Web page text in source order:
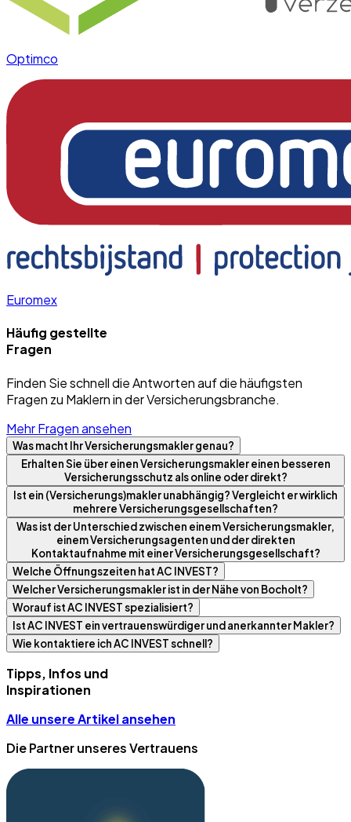
Optimco
Euromex
Häufig gestellte
Fragen
Finden Sie schnell die Antworten auf die häufigsten
Fragen zu Maklern in der Versicherungsbranche.
Mehr Fragen ansehen
Was macht Ihr Versicherungsmakler genau?
Erhalten Sie über einen Versicherungsmakler einen besseren
Versicherungsschutz als online oder direkt?
Ist ein (Versicherungs)makler unabhängig? Vergleicht er wirklich
mehrere Versicherungsgesellschaften?
Was ist der Unterschied zwischen einem Versicherungsmakler,
einem Versicherungsagenten und der direkten
Kontaktaufnahme mit einer Versicherungsgesellschaft?
Welche Öffnungszeiten hat AC INVEST?
Welcher Versicherungsmakler ist in der Nähe von Bocholt?
Worauf ist AC INVEST spezialisiert?
Ist AC INVEST ein vertrauenswürdiger und anerkannter Makler?
Wie kontaktiere ich AC INVEST schnell?
Tipps, Infos und
Inspirationen
Alle unsere Artikel ansehen
Die Partner unseres Vertrauens